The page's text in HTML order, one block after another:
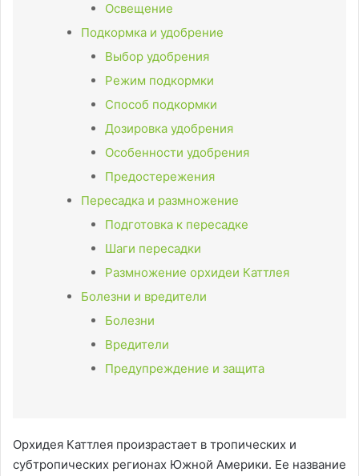
Освещение
Подкормка и удобрение
Выбор удобрения
Режим подкормки
Способ подкормки
Дозировка удобрения
Особенности удобрения
Предостережения
Пересадка и размножение
Подготовка к пересадке
Шаги пересадки
Размножение орхидеи Каттлея
Болезни и вредители
Болезни
Вредители
Предупреждение и защита
Орхидея Каттлея произрастает в тропических и
субтропических регионах Южной Америки. Ее название